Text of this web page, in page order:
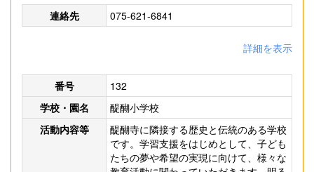
連絡先 075-621-6841
詳細を表示
番号
132
学校・園名
醍醐小学校
活動内容等
醍醐寺に隣接する歴史と伝統のある学校
です。学習支援をはじめとして、子ども
たちの夢や希望の実現に向けて、様々な